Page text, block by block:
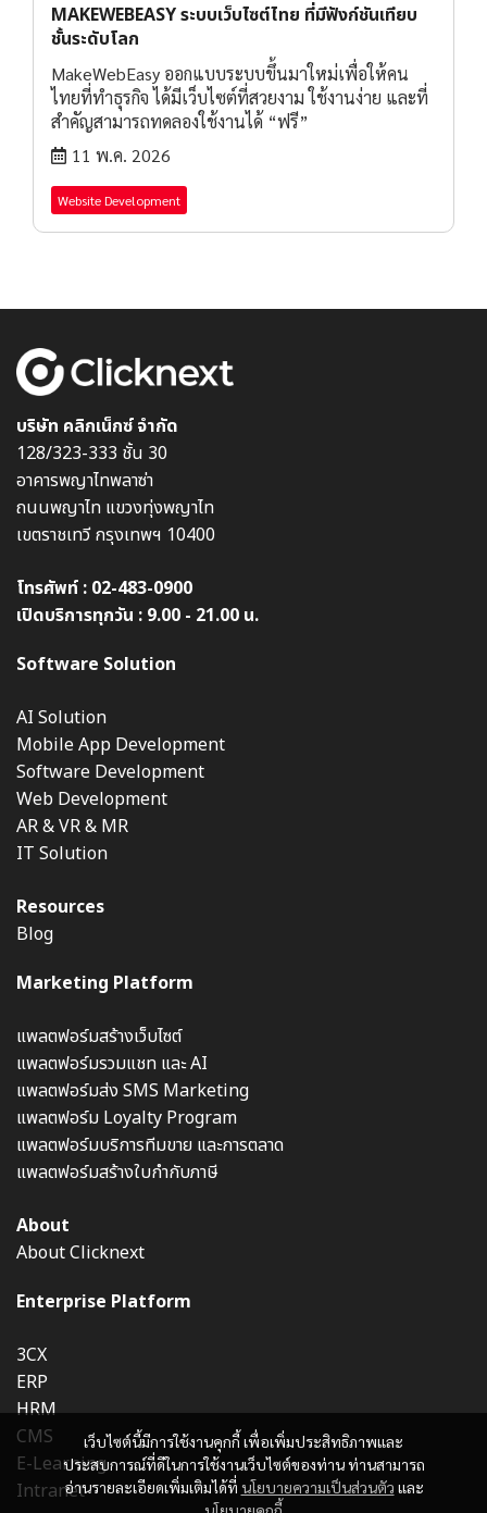
MAKEWEBEASY ระบบเว็บไซต์ไทย ที่มีฟังก์ชันเทียบ
ชั้นระดับโลก
MakeWebEasy ออกแบบระบบขึ้นมาใหม่เพื่อให้คน
ไทยที่ทำธุรกิจ ได้มีเว็บไซต์ที่สวยงาม ใช้งานง่าย และที่
สำคัญสามารถทดลองใช้งานได้ “ฟรี”
11 พ.ค. 2026
Website Development
เว็บไซต์นี้มีการใช้งานคุกกี้ เพื่อเพิ่มประสิทธิภาพและ
ประสบการณ์ที่ดีในการใช้งานเว็บไซต์ของท่าน ท่านสามารถ
อ่านรายละเอียดเพิ่มเติมได้ที่ นโยบายความเป็นส่วนตัว และ
บริษัท คลิกเน็กซ์ จำกัด
128/323-333 ชั้น 30
อาคารพญาไทพลาซ่า
ถนนพญาไท แขวงทุ่งพญาไท
เขตราชเทวี กรุงเทพฯ 10400
โทรศัพท์ : 02-483-0900
เปิดบริการทุกวัน : 9.00 - 21.00 น.
Software Solution
AI Solution
Mobile App Development
Software Development
Web Development
AR & VR & MR
IT Solution
Resources
Blog
Marketing Platform
แพลตฟอร์มสร้างเว็บไซต์
แพลตฟอร์มรวมแชท และ AI
แพลตฟอร์มส่ง SMS Marketing
แพลตฟอร์ม Loyalty Program
แพลตฟอร์มบริการทีมขาย และการตลาด
แพลตฟอร์มสร้างใบกำกับภาษี
About
About Clicknext
Enterprise Platform
3CX
ERP
HRM
CMS
E-Learning
Intranet